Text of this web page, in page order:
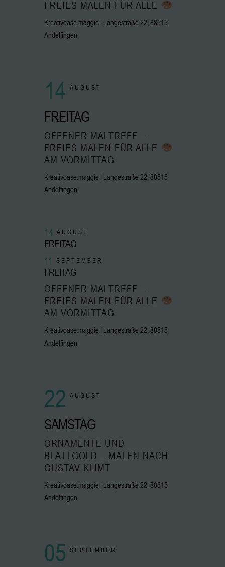
FREIES MALEN FÜR ALLE
Kreativoase.maggie | Langestraße 22, 88515
Andelfingen
14 AUGUST
FREITAG
OFFENER MALTREFF –
FREIES MALEN FÜR ALLE
AM VORMITTAG
Kreativoase.maggie | Langestraße 22, 88515
Andelfingen
14 AUGUST
FREITAG
11
SEPTEMBER
FREITAG
OFFENER MALTREFF –
FREIES MALEN FÜR ALLE
AM VORMITTAG
Kreativoase.maggie | Langestraße 22, 88515
Andelfingen
22 AUGUST
SAMSTAG
ORNAMENTE UND
BLATTGOLD – MALEN NACH
GUSTAV KLIMT
Kreativoase.maggie | Langestraße 22, 88515
Andelfingen
05 SEPTEMBER